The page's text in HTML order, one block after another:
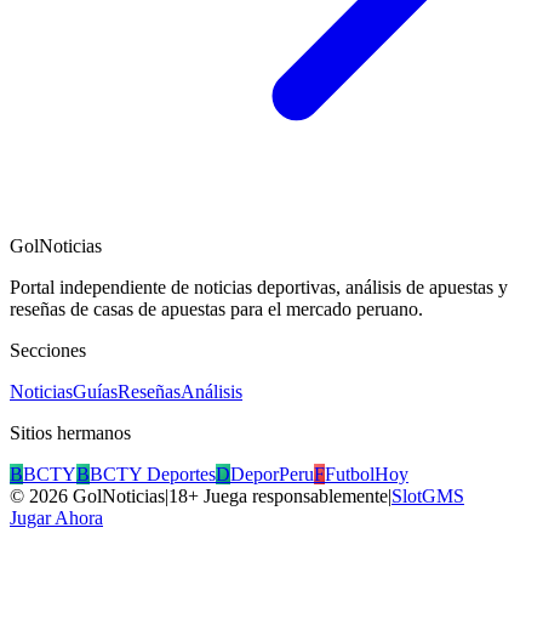
GolNoticias
Portal independiente de noticias deportivas, análisis de apuestas y
reseñas de casas de apuestas para el mercado peruano.
Secciones
NoticiasGuíasReseñasAnálisis
Sitios hermanos
BBCTYBBCTY DeportesDDeporPeruFFutbolHoy
© 2026 GolNoticias|18+ Juega responsablemente|SlotGMS
Jugar Ahora